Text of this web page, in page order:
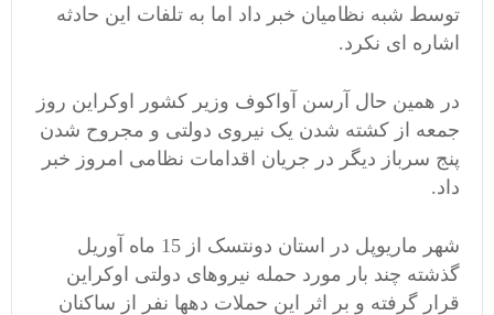
توسط شبه نظامیان خبر داد اما به تلفات این حادثه
اشاره ای نکرد.
در همین حال آرسن آواکوف وزیر کشور اوکراین روز
جمعه از کشته شدن یک نیروی دولتی و مجروح شدن
پنج سرباز دیگر در جریان اقدامات نظامی امروز خبر
داد.
شهر ماریوپل در استان دونتسک از 15 ماه آوریل
گذشته چند بار مورد حمله نیروهای دولتی اوکراین
قرار گرفته و بر اثر این حملات دهها نفر از ساکنان